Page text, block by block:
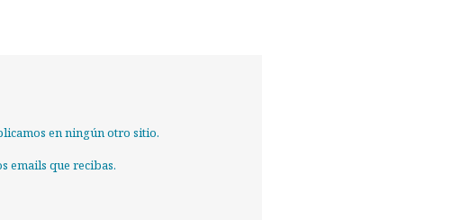
en ningún otro sitio.
emails que recibas.